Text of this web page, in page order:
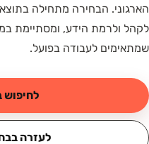
הארגוני. הבחירה מתחילה
לקהל ולרמת הידע, ומסתיימת
שמתאימים לעבודה בפועל.
לחיפוש
לעזרה